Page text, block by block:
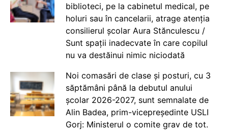
biblioteci, pe la cabinetul medical, pe
holuri sau în cancelarii, atrage atenția
consilierul școlar Aura Stănculescu /
Sunt spații inadecvate în care copilul
nu va destăinui nimic niciodată
Noi comasări de clase și posturi, cu 3
săptămâni până la debutul anului
școlar 2026-2027, sunt semnalate de
Alin Badea, prim-vicepreședinte USLI
Gorj: Ministerul o comite grav de tot.